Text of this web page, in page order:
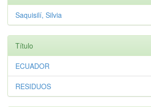
Saquisilí, Silvia
Título
ECUADOR
RESIDUOS